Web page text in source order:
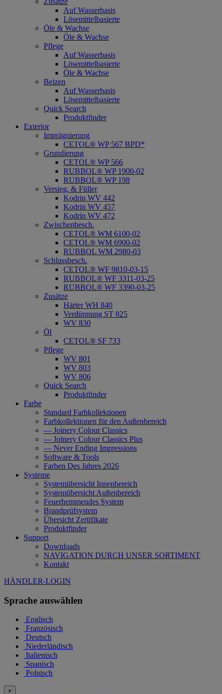
Auf Wasserbasis
Lösemittelbasierte
Öle & Wachse
Öle & Wachse
Pflege
Auf Wasserbasis
Lösemittelbasierte
Öle & Wachse
Beizen
Auf Wasserbasis
Lösemittelbasierte
Quick Search
Produktfinder
Exterior
Imprägnierung
CETOL® WP 567 BPD*
Grundierung
CETOL® WP 566
RUBBOL® WP 1900-02
RUBBOL® WP 198
Versieg. & Füller
Kodrin WV 442
Kodrin WV 457
Kodrin WV 472
Zwischenbesch.
CETOL® WM 6100-02
CETOL® WM 6900-02
RUBBOL WM 2980-03
Schlussbesch.
CETOL® WF 9810-03-15
RUBBOL® WF 3311-03-25
RUBBOL® WF 3390-03-25
Zusätze
Härter WH 840
Verdünnung ST 825
WV 830
Öl
CETOL® SF 733
Pflege
WV 801
WV 803
WV 806
Quick Search
Produktfinder
Farbe
Standard Farbkollektionen
Farbkollektionen für den Außenbereich
— Joinery Colour Classics
— Joinery Colour Classics Plus
— Never Ending Impressions
Software & Tools
Farben Des Jahres 2026
Systeme
Systemübersicht Innenbereich
Systemübersicht Außenbereich
Feuerhemmendes System
Brandprüfsystem
Übersicht Zertifikate
Produktfinder
Support
Downloads
NAVIGATION DURCH UNSER SORTIMENT
Kontakt
HÄNDLER-LOGIN
Sprache auswählen
Englisch
Französisch
Deutsch
Niederländisch
Italienisch
Spanisch
Polnisch
×